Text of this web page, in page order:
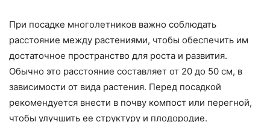
При посадке многолетников важно соблюдать
расстояние между растениями, чтобы обеспечить им
достаточное пространство для роста и развития.
Обычно это расстояние составляет от 20 до 50 см, в
зависимости от вида растения. Перед посадкой
рекомендуется внести в почву компост или перегной,
чтобы улучшить ее структуру и плодородие.